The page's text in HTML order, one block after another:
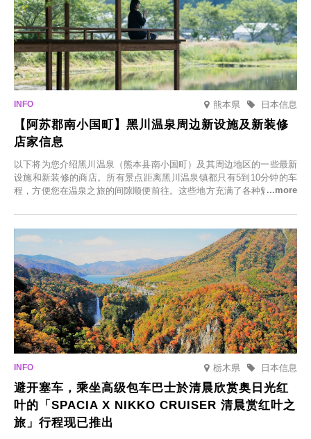
熊本県 日本信息
【阿苏郡南小国町】黑川温泉周边新设施及新装修
店家信息
以下将为您介绍黑川温泉（熊本县南小国町）及其周边地区的一些最新
设施和新装修的商店。所有景点距离黑川温泉镇都只有5到10分钟的车
程，方便您在温泉之旅的间隙顺便前往。这些地方充满了各种魅力，包
食材的餐厅。让您体验黑川温泉的全新乐趣。
栃木県 日本信息
避开塞车，乘坐高级包车巴士於清晨欣赏奥日光红
叶的「SPACIA X NIKKO CRUISER 清晨赏红叶之
旅」行程现已推出